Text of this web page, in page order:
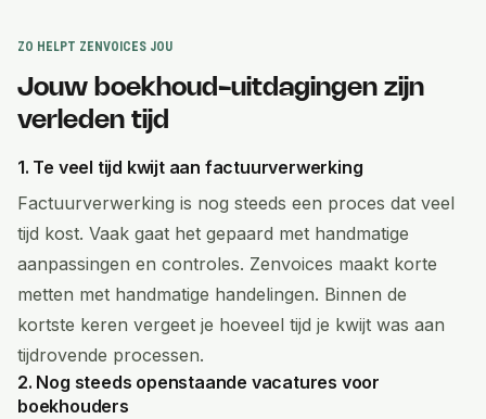
ZO HELPT ZENVOICES JOU
Jouw boekhoud-uitdagingen zijn
verleden tijd
1. Te veel tijd kwijt aan factuurverwerking
Factuurverwerking is nog steeds een proces dat veel
tijd kost. Vaak gaat het gepaard met handmatige
aanpassingen en controles. Zenvoices maakt korte
metten met handmatige handelingen. Binnen de
kortste keren vergeet je hoeveel tijd je kwijt was aan
tijdrovende processen.
2. Nog steeds openstaande vacatures voor
boekhouders